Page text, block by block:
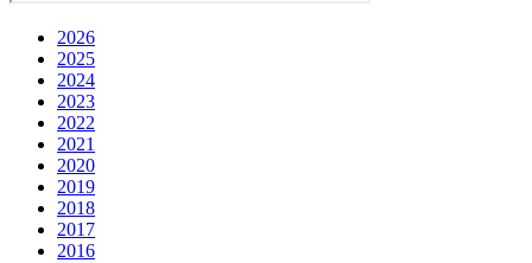
2026
2025
2024
2023
2022
2021
2020
2019
2018
2017
2016